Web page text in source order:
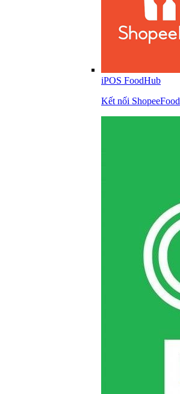
iPOS FoodHub
Kết nối ShopeeFood